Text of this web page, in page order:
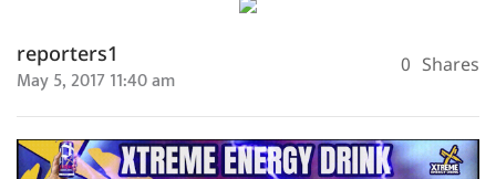
reporters1
May 5, 2017 11:40 am 0 Shares